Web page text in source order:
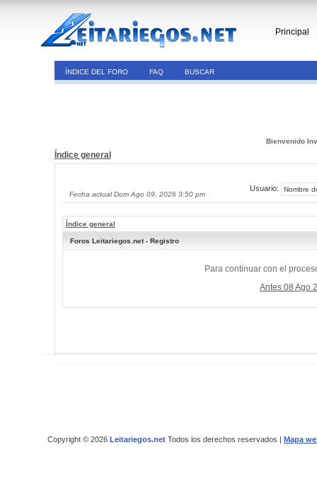
Principal
ÍNDICE DEL FORO FAQ BUSCAR
Bienvenido
Índice general
Fecha actual Dom Ago 09, 2026 3:50 pm
Usuario:
Índice general
Foros Leitariegos.net - Registro
Para continuar con el
Antes 08 Ago
Copyright © 2026 Leitariegos.netTodos los derechos reservados | Mapa